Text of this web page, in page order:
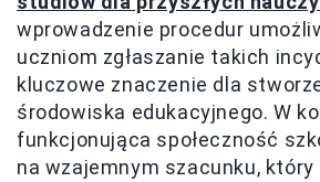
wprowadzenie procedur
uczniom zgłaszanie takich
kluczowe znaczenie dla
środowiska edukacyjnego. W
funkcjonująca społeczność
na wzajemnym szacunku,